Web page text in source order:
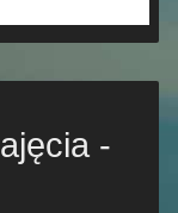
-